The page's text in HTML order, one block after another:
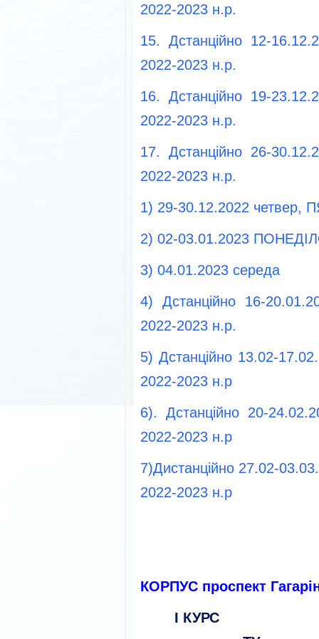
2022-2023 н.р.
15. Дстанційно 12-
2022-2023 н.р.
16. Дстанційно 19-
2022-2023 н.р.
17. Дстанційно 26-
2022-2023 н.р.
1) 29-30.12.2022 четвер,
2) 02-03.01.2023
3) 04.01.2023 середа
4) Дстанційно 16-
2022-2023 н.р.
5) Дстанційно 13.02-
2022-2023 н.р
6). Дстанційно 20-
2022-2023 н.р
7)Дистанційно 27.02-
2022-2023 н.р
КОРПУС проспект
І КУРС ІІ